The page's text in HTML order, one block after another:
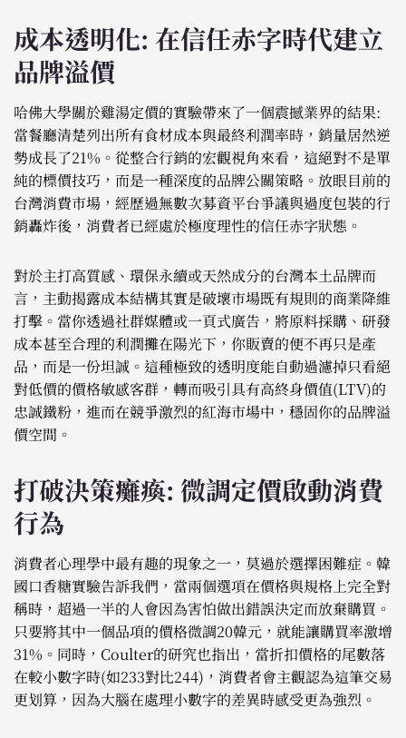
成本透明化: 在信任赤字時代建立
品牌溢價
哈佛大學關於雞湯定價的實驗帶來了一個震撼業界的結果:
當餐廳清楚列出所有食材成本與最終利潤率時，銷量居然逆
勢成長了21%。從整合行銷的宏觀視角來看，這絕對不是單
純的標價技巧，而是一種深度的品牌公關策略。放眼目前的
台灣消費市場，經歷過無數次募資平台爭議與過度包裝的行
銷轟炸後，消費者已經處於極度理性的信任赤字狀態。
對於主打高質感、環保永續或天然成分的台灣本土品牌而
言，主動揭露成本結構其實是破壞市場既有規則的商業降維
打擊。當你透過社群媒體或一頁式廣告，將原料採購、研發
成本甚至合理的利潤攤在陽光下，你販賣的便不再只是產
品，而是一份坦誠。這種極致的透明度能自動過濾掉只看絕
對低價的價格敏感客群，轉而吸引具有高終身價值(LTV)的
忠誠鐵粉，進而在競爭激烈的紅海市場中，穩固你的品牌溢
價空間。
打破決策癱瘓: 微調定價啟動消費
行為
消費者心理學中最有趣的現象之一，莫過於選擇困難症。韓
國口香糖實驗告訴我們，當兩個選項在價格與規格上完全對
稱時，超過一半的人會因為害怕做出錯誤決定而放棄購買。
只要將其中一個品項的價格微調20韓元，就能讓購買率激增
31%。同時，Coulter的研究也指出，當折扣價格的尾數落
在較小數字時(如233對比244)，消費者會主觀認為這筆交易
更划算，因為大腦在處理小數字的差異時感受更為強烈。